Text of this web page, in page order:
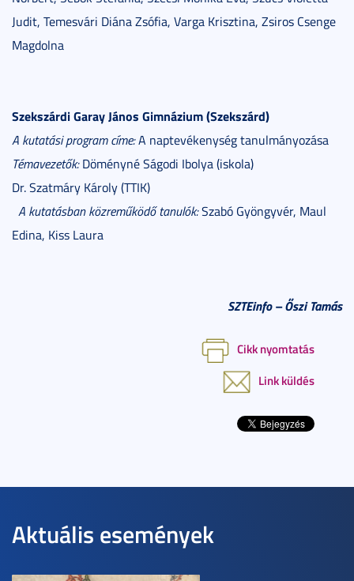
Judit, Temesvári Diána Zsófia, Varga Krisztina, Zsiros Csenge
Magdolna
Szekszárdi Garay János Gimnázium (Szekszárd)
A kutatási program címe:A naptevékenység tanulmányozása
Témavezetők:Döményné Ságodi Ibolya (iskola)
Dr. Szatmáry Károly (TTIK)
A kutatásban közreműködő tanulók:Szabó Gyöngyvér, Maul
Edina, Kiss Laura
SZTEinfo – Őszi Tamás
Cikk nyomtatás
Link küldés
Aktuális események